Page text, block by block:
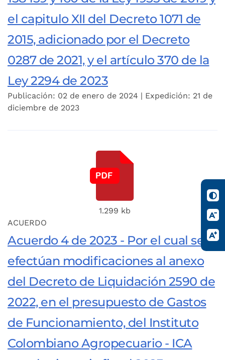
el capitulo XII del Decreto 1071 de
2015, adicionado por el Decreto
0287 de 2021, y el artículo 370 de la
Ley 2294 de 2023
Publicación: 02 de enero de 2024 | Expedición: 21 de
diciembre de 2023
1.299 kb
ACUERDO
Acuerdo 4 de 2023 - Por el cual se
efectúan modificaciones al anexo
del Decreto de Liquidación 2590 de
2022, en el presupuesto de Gastos
de Funcionamiento, del Instituto
Colombiano Agropecuario - ICA